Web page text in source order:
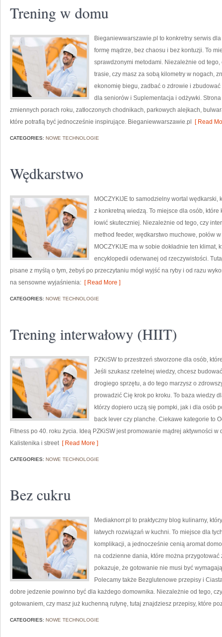
Trening w domu
Bieganiewwarszawie.pl to konkretny serwis
formę mądrze, bez chaosu i bez kontuzji. To
sprawdzonymi metodami. Niezależnie od
trasie, czy masz za sobą kilometry w nogach,
ekonomię biegu, zadbać o zdrowie i
dla seniorów i Suplementacja i odżywki.
zmiennych porach roku, zatłoczonych chodnikach, parkowych alejkach,
które potrafią być jednocześnie inspirujące. Bieganiewwarszawie.pl
[ Read
CATEGORIES: NOWE TECHNOLOGIE
Wędkarstwo
MOCZYKIJE to samodzielny wortal wędkarski,
z konkretną wiedzą. To miejsce dla osób,
łowić skuteczniej. Niezależnie od tego, czy
method feeder, wędkarstwo muchowe, połów
MOCZYKIJE ma w sobie dokładnie ten klimat,
encyklopedii oderwanej od rzeczywistości.
pisane z myślą o tym, żebyś po przeczytaniu mógł wyjść na ryby i od razu
na sensowne wyjaśnienia: [ Read More ]
CATEGORIES: NOWE TECHNOLOGIE
Trening interwałowy (HIIT)
PZKiSW to przestrzeń stworzone dla osób,
Jeśli szukasz rzetelnej wiedzy, chcesz
drogiego sprzętu, a do tego marzysz o
prowadzić Cię krok po kroku. To baza wiedzy
którzy dopiero uczą się pompki, jak i dla osób
back lever czy planche. Ciekawe kategorie to
Fitness po 40. roku życia. Ideą PZKiSW jest promowanie mądrej aktywności
Kalistenika i street[ Read More ]
CATEGORIES: NOWE TECHNOLOGIE
Bez cukru
Mediaknorr.pl to praktyczny blog kulinarny,
łatwych rozwiązań w kuchni. To miejsce dla
komplikacji, a jednocześnie cenią aromat
na codzienne dania, które można przygotować
pokazuje, że gotowanie nie musi być
Polecamy także Bezglutenowe przepisy i
dobre jedzenie powinno być dla każdego domownika. Niezależnie od tego,
gotowaniem, czy masz już kuchenną rutynę, tutaj znajdziesz przepisy, które
CATEGORIES: NOWE TECHNOLOGIE